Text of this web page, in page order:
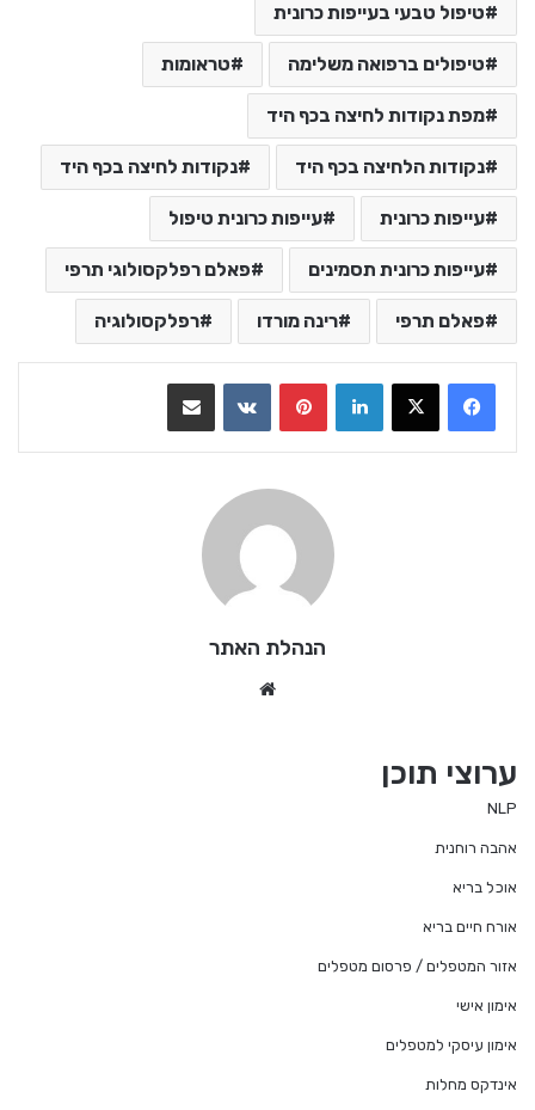
טיפול טבעי בעייפות כרונית
טיפולים ברפואה משלימה טראומות
מפת נקודות לחיצה בכף היד
נקודות הלחיצה בכף היד נקודות לחיצה בכף היד
עייפות כרונית עייפות כרונית טיפול
עייפות כרונית תסמינים פאלם רפלקסולוגי תרפי
פאלם תרפי רינה מורדו רפלקסולוגיה
LinkedIn
VKontakte
הנהלת האתר
ערוצי תוכן
NLP
אהבה רוחנית
אוכל בריא
אורח חיים בריא
אזור המטפלים / פרסום מטפלים
אימון אישי
אימון עיסקי למטפלים
אינדקס מחלות